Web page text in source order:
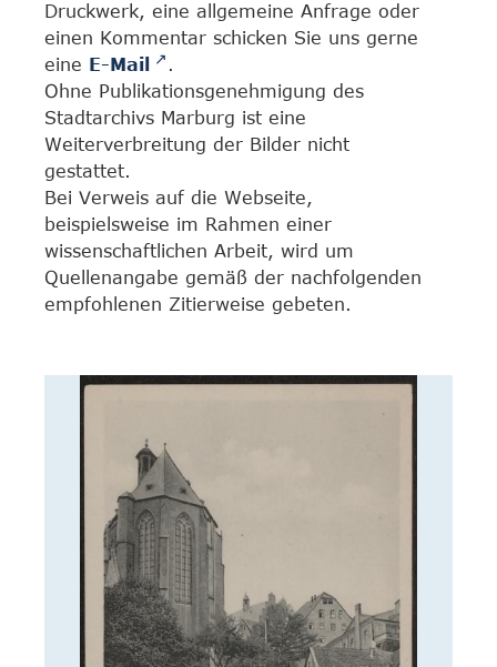
Druckwerk, eine allgemeine Anfrage oder
einen Kommentar schicken Sie uns gerne
eine E-Mail
.
Ohne Publikationsgenehmigung des
Stadtarchivs Marburg ist eine
Weiterverbreitung der Bilder nicht
gestattet.
Bei Verweis auf die Webseite,
beispielsweise im Rahmen einer
wissenschaftlichen Arbeit, wird um
Quellenangabe gemäß der nachfolgenden
empfohlenen Zitierweise gebeten.